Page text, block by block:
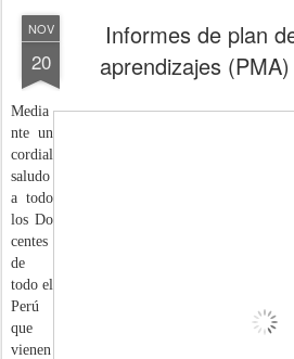
NOV
20
Informes de plan
aprendizajes
Media
nte un
cordial
saludo
a todo
los Do
centes
de
todo el
Perú
que
vienen